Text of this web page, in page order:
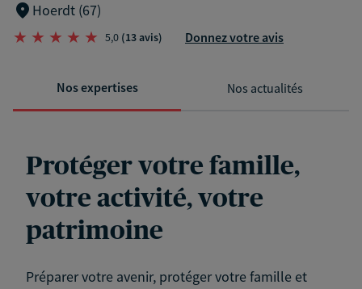
Hoerdt (67)
5,0 (13 avis) Donnez votre avis
Nos expertises Nos actualités
Protéger votre famille,
votre activité, votre
patrimoine
Préparer votre avenir, protéger votre famille et